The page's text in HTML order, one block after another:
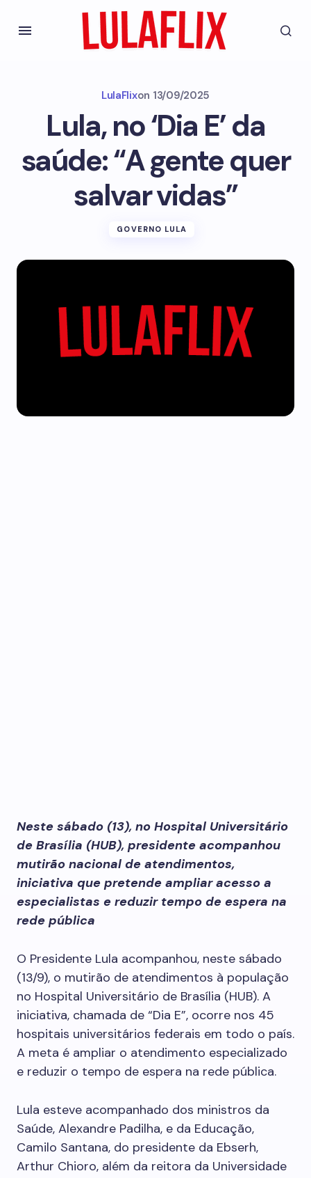
LulaFlixon 13/09/2025
Lula, no ‘Dia E’ da
saúde: “A gente quer
salvar vidas”
GOVERNO LULA
Neste sábado (13), no Hospital Universitário
de Brasília (HUB), presidente acompanhou
mutirão nacional de atendimentos,
iniciativa que pretende ampliar acesso a
especialistas e reduzir tempo de espera na
rede pública
O Presidente Lula acompanhou, neste sábado
(13/9), o mutirão de atendimentos à população
no Hospital Universitário de Brasília (HUB). A
iniciativa, chamada de “Dia E”, ocorre nos 45
hospitais universitários federais em todo o país.
A meta é ampliar o atendimento especializado
e reduzir o tempo de espera na rede pública.
Lula esteve acompanhado dos ministros da
Saúde, Alexandre Padilha, e da Educação,
Camilo Santana, do presidente da Ebserh,
Arthur Chioro, além da reitora da Universidade